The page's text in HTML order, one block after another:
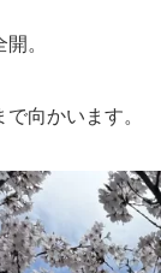
。
向かいます。